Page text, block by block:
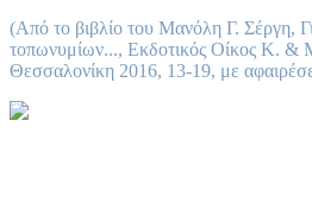
(Από το βιβλίο του Μανόλη Γ. Σέργη,
τοπωνυμίων..., Εκδοτικός Οίκος Κ. &
Θεσσαλονίκη 2016, 13-19, με